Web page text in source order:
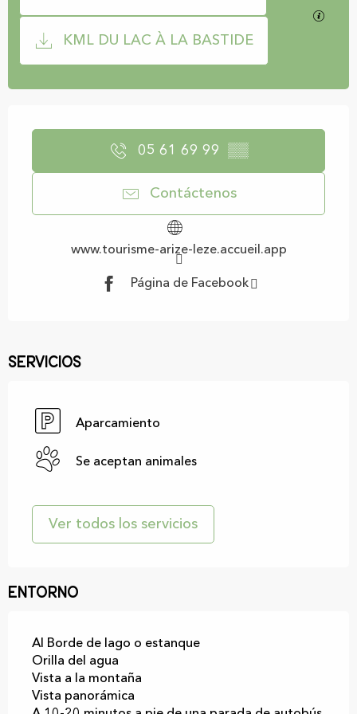
KML DU LAC À LA BASTIDE
Los
05 61 69 99 ▒▒
Contáctenos
www.tourisme-arize-leze.accueil.app
Página de Facebook
Servicios
Aparcamiento
Se aceptan animales
Ver todos los servicios
Entorno
Al Borde de lago o estanque
Orilla del agua
Vista a la montaña
Vista panorámica